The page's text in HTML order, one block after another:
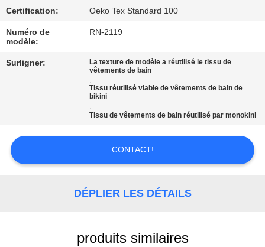
CONTRÔLE
DE
QUALITÉ
CONTACTEZ-
NOUVELLES
Certification: Oeko Tex Standard 100
Numéro de
modèle:
RN-2119
Surligner:
La texture de modèle a réutilisé le tissu de
vêtements de bain
,
Tissu réutilisé viable de vêtements de bain de
bikini
,
Tissu de vêtements de bain réutilisé par monokini
CONTACT!
DÉPLIER LES DÉTAILS
produits similaires